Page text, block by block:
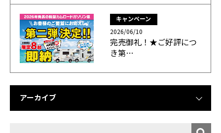
キャンペーン
2026/06/10
完売御礼！★ご好評につ
き第…
アーカイブ